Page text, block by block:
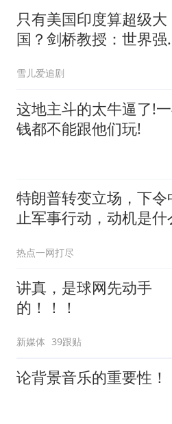
只有美国印度算超级大
国？剑桥教授：世界强
雪儿爱追剧
这地主斗的太牛逼了!
钱都不能跟他们玩!
特朗普转变立场，下令
止军事行动，动机是什
热点一网打尽
讲真，是球网先动手
的！！！
新媒体 39跟贴
论背景音乐的重要性！